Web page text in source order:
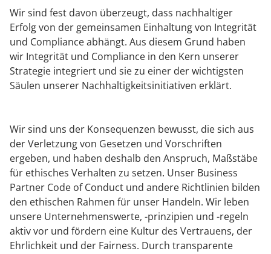
Wir sind fest davon überzeugt, dass nachhaltiger
Erfolg von der gemeinsamen Einhaltung von Integrität
und Compliance abhängt. Aus diesem Grund haben
wir Integrität und Compliance in den Kern unserer
Strategie integriert und sie zu einer der wichtigsten
Säulen unserer Nachhaltigkeitsinitiativen erklärt.
Wir sind uns der Konsequenzen bewusst, die sich aus
der Verletzung von Gesetzen und Vorschriften
ergeben, und haben deshalb den Anspruch, Maßstäbe
für ethisches Verhalten zu setzen. Unser Business
Partner Code of Conduct und andere Richtlinien bilden
den ethischen Rahmen für unser Handeln. Wir leben
unsere Unternehmenswerte, -prinzipien und -regeln
aktiv vor und fördern eine Kultur des Vertrauens, der
Ehrlichkeit und der Fairness. Durch transparente